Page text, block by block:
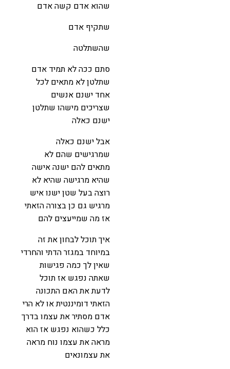
שהוא אדם קשה אדם
שתקיף אדם
שהשתלטה
סתם ככה לא תמיד אדם
שתלטן לא מתאים לכל
אחד ישנם אנשים
שצריכים מישהו שתלטן
ישנם כאלה
אבל ישנם כאלה
שמרגישים שהם לא
מתאים להם ישנה אישה
שהיא מרגישה שהיא לא
רוצה בעל שטן ישנו איש
מרגיש גם כן בצורה הזאתי
אז מה שמייעצים להם
איך תוכל לבחון את זה
במיוחד במגזר הדתי והחרדי
שאין לך כמה פגישות
שאתה נפגש אז תוכל
לדעת את האם התכונה
הזאתי דומיננטית או לא הרי
אדם מסתיר את עצמו בדרך
כלל כשהוא נפגש אז הוא
מראה את עצמו נוח מראה
את עצמונאים